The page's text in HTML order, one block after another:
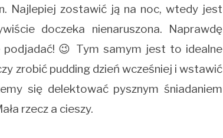
Najlepiej zostawić ją na noc, wtedy jest
doczeka nienaruszona. Naprawdę
podjadać! 😉 Tym samym jest to idealne
zrobić pudding dzień wcześniej i wstawić
się delektować pysznym śniadaniem
rzecz a cieszy.